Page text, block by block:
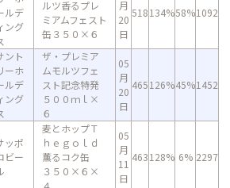
ルデ
ング
ルツ香るプレ
ミアムフェスト
缶３５０×６
月
20
日
518134%58%1092
ント
ーホ
ルデ
ング
ザ・プレミア
ムモルツフェ
スト記念特発
５００ｍｌ×
６
05
月
20
日
465126%45%1452
ッポ
ビー
麦とホップＴ
ｈｅｇｏｌｄ
薫るコク缶
３５０×６×
４
05
月
11
日
463128% 6% 2297